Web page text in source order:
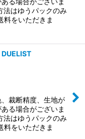
法はゆうパックのみ
料をいただきま
裁断精度、生地が
る場合がございま
法はゆうパックのみ
料をいただきま